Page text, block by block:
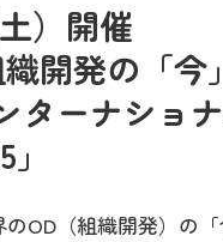
）開催
開発の「今
ターナショ
OD（組織開発）の